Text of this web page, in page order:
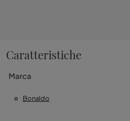
Caratteristiche
Marca
Bonaldo